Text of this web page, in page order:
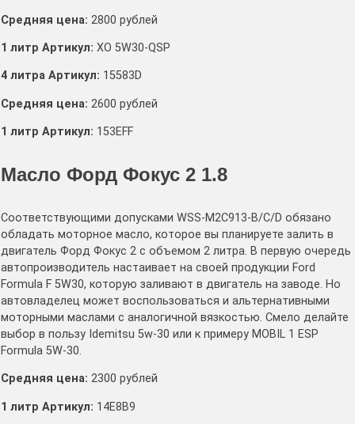
Средняя цена: 2800 рублей
1 литр Артикул: XO 5W30-QSP
4 литра Артикул: 15583D
Средняя цена: 2600 рублей
1 литр Артикул: 153EFF
Масло Форд Фокус 2 1.8
Соответствующими допусками WSS-M2C913-B/C/D обязано
обладать моторное масло, которое вы планируете залить в
двигатель Форд Фокус 2 с объемом 2 литра. В первую очередь
автопроизводитель настаивает на своей продукции Ford
Formula F 5W30, которую заливают в двигатель на заводе. Но
автовладелец может воспользоваться и альтернативными
моторными маслами с аналогичной вязкостью. Смело делайте
выбор в пользу Idemitsu 5w-30 или к примеру MOBIL 1 ESP
Formula 5W-30.
Средняя цена: 2300 рублей
1 литр Артикул: 14E8B9